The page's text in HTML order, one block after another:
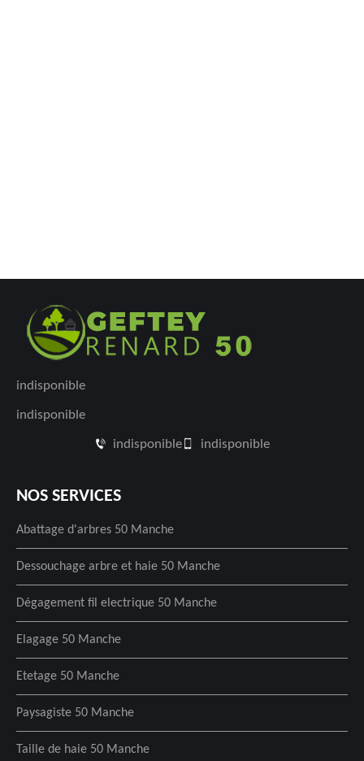
indisponible
indisponible
indisponible indisponible
NOS SERVICES
Abattage d'arbres 50 Manche
Dessouchage arbre et haie 50 Manche
Dégagement fil electrique 50 Manche
Elagage 50 Manche
Etetage 50 Manche
Paysagiste 50 Manche
Taille de haie 50 Manche